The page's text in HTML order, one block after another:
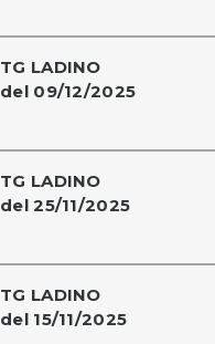
TG LADINO
del 09/12/2025
TG LADINO
del 25/11/2025
TG LADINO
del 15/11/2025